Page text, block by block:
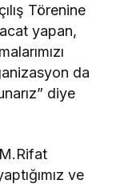
Törenine
yapan,
da
diye
ve